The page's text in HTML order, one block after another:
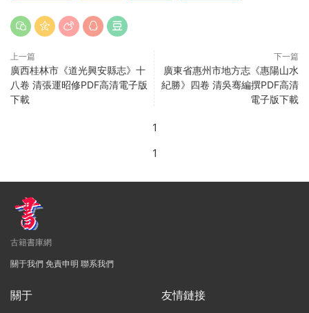
上一篇
廣西桂林市《道光興安縣志》十
八卷 清張運昭修PDF高清電子版
下載
下一篇
廣東省惠州市地方志《惠陽山水
紀勝》四卷 清吳骞編撰PDF高清
電子版下載
1
1
古籍書庫網
關于我們 免責申明 聯系我們
關于 友情鏈接